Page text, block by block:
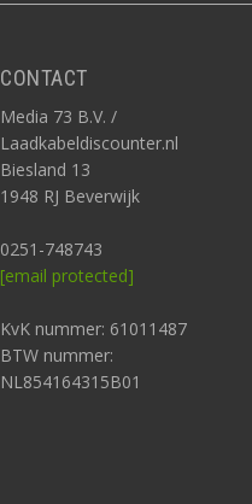
CONTACT
Media 73 B.V. /
Laadkabeldiscounter.nl
Biesland 13
1948 RJ Beverwijk
0251-748743
[email protected]
KvK nummer: 61011487
BTW nummer:
NL854164315B01